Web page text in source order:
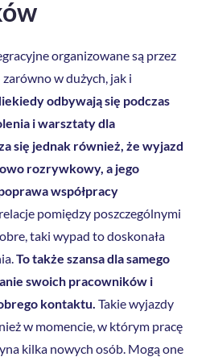
organizowane są przez
w dużych, jak i
odbywają się podczas
i warsztaty dla
się jednak również, że wyjazd
rozrywkowy, a jego
współpracy
pomiędzy poszczególnymi
taki wypad to doskonała
To także szansa dla samego
swoich pracowników i
kontaktu. Takie wyjazdy
w momencie, w którym pracę
kilka nowych osób. Mogą one